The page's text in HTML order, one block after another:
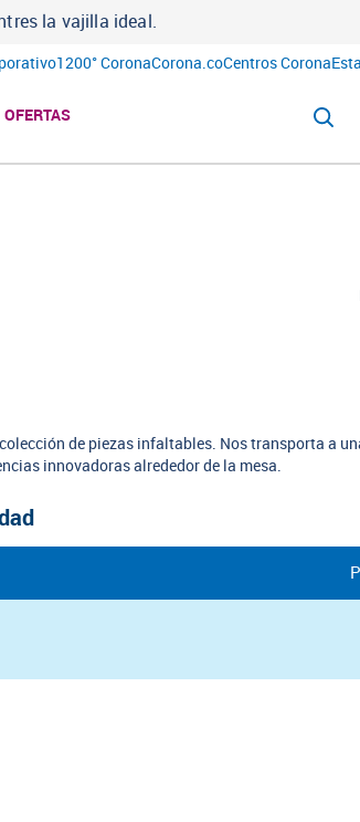
la vajilla ideal.
1200° CoronaCorona.coCentros Corona
OFERTAS
de piezas infaltables. Nos transporta a
innovadoras alrededor de la mesa.